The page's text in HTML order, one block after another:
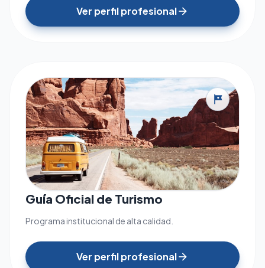
Ver perfil profesionalarrow_forward
tour
Guía Oficial de Turismo
Programa institucional de alta calidad.
Ver perfil profesionalarrow_forward